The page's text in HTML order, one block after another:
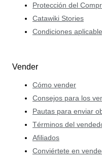
Protección del
Catawiki Stories
Condiciones
Vender
Cómo vender
Consejos para los
Pautas para enviar
Términos del
Afiliados
Conviértete en